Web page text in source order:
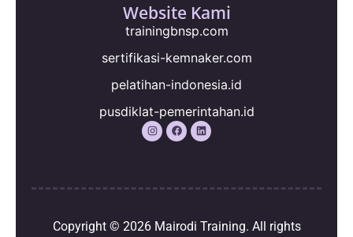
Website Kami
trainingbnsp.com
sertifikasi-kemnaker.com
pelatihan-indonesia.id
pusdiklat-pemerintahan.id
Copyright © 2026 Mairodi Training. All rights